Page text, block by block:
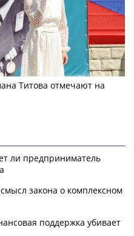
Титова отмечают на
ли предприниматель
закона о комплексном
поддержка убивает